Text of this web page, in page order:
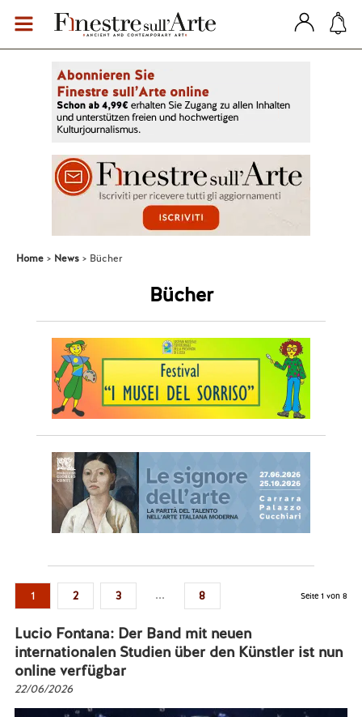
Home News Bücher
Bücher
1 2 3 ... 8 Seite 1 von 8
Lucio Fontana: Der Band mit neuen
internationalen Studien über den Künstler ist nun
online verfügbar
22/06/2026